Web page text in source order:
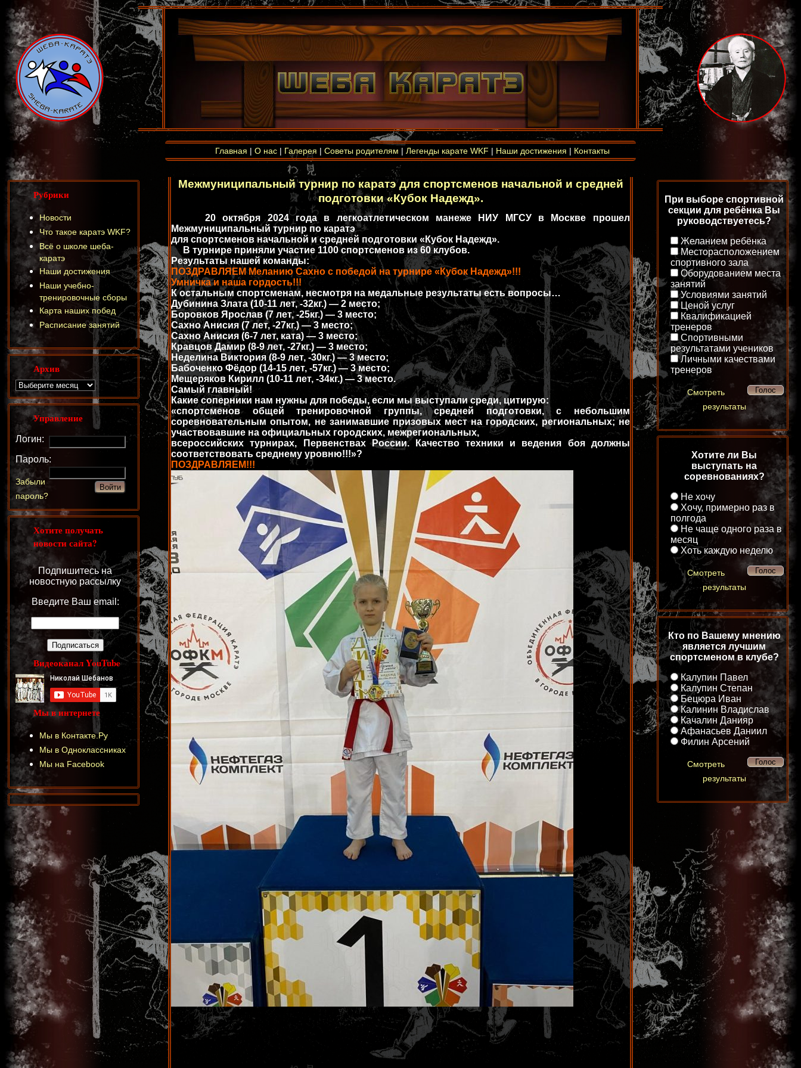
Главная | О нас | Галерея | Советы родителям | Легенды карате WKF | Наши достижения | Контакты
Межмуниципальный турнир по каратэ для спортсменов начальной и средней
подготовки «Кубок Надежд».
20 октября 2024 года в легкоатлетическом манеже НИУ МГСУ в Москве прошел
Межмуниципальный турнир по каратэ
для спортсменов начальной и средней подготовки «Кубок Надежд».
В турнире приняли участие 1100 спортсменов из 60 клубов.
Результаты нашей команды:
ПОЗДРАВЛЯЕМ Меланию Сахно с победой на турнире «Кубок Надежд»!!!
Умничка и наша гордость!!!
К остальным спортсменам, несмотря на медальные результаты есть вопросы…
Дубинина Злата (10-11 лет, -32кг.) — 2 место;
Боровков Ярослав (7 лет, -25кг.) — 3 место;
Сахно Анисия (7 лет, -27кг.) — 3 место;
Сахно Анисия (6-7 лет, ката) — 3 место;
Кравцов Дамир (8-9 лет, -27кг.) — 3 место;
Неделина Виктория (8-9 лет, -30кг.) — 3 место;
Бабоченко Фёдор (14-15 лет, -57кг.) — 3 место;
Мещеряков Кирилл (10-11 лет, -34кг.) — 3 место.
Самый главный!
Какие соперники нам нужны для победы, если мы выступали среди, цитирую:
«спортсменов общей тренировочной группы, средней подготовки, с небольшим
соревновательным опытом, не занимавшие призовых мест на городских, региональных; не
участвовавшие на официальных городских, межрегиональных,
всероссийских турнирах, Первенствах России. Качество техники и ведения боя должны
соответствовать среднему уровню!!!»?
ПОЗДРАВЛЯЕМ!!!
Рубрики
Новости
Что такое каратэ WKF?
Всё о школе шеба-
каратэ
Наши достижения
Наши учебно-
тренировочные сборы
Карта наших побед
Расписание занятий
Архив
Управление
Логин:
Пароль:
Забыли
пароль?
Хотите получать
новости сайта?
Подпишитесь на
новостную рассылку
Введите Ваш email:
Видеоканал YouTube
Мы в интернете
Мы в Контакте.Ру
Мы в Одноклассниках
Мы на Facebook
При выборе спортивной
секции для ребёнка Вы
руководствуетесь?
Желанием ребёнка
Месторасположением
спортивного зала
Оборудованием места
занятий
Условиями занятий
Ценой услуг
Квалификацией
тренеров
Спортивными
результатами учеников
Личными качествами
тренеров
Смотреть
результаты
Хотите ли Вы
выступать на
соревнованиях?
Не хочу
Хочу, примерно раз в
полгода
Не чаще одного раза в
месяц
Хоть каждую неделю
Смотреть
результаты
Кто по Вашему мнению
является лучшим
спортсменом в клубе?
Калупин Павел
Калупин Степан
Бецюра Иван
Калинин Владислав
Качалин Данияр
Афанасьев Даниил
Филин Арсений
Смотреть
результаты